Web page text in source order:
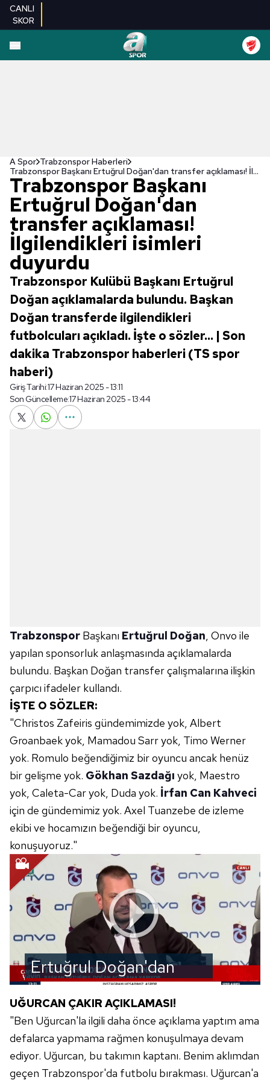
CANLI
SKOR
A Spor Trabzonspor Haberleri
Trabzonspor Başkanı Ertuğrul Doğan'dan transfer açıklaması! İlgilendikleri isimleri duyurdu
Trabzonspor Başkanı
Ertuğrul Doğan'dan
transfer açıklaması!
İlgilendikleri isimleri
duyurdu
Trabzonspor Kulübü Başkanı Ertuğrul
Doğan açıklamalarda bulundu. Başkan
Doğan transferde ilgilendikleri
futbolcuları açıkladı. İşte o sözler... | Son
dakika Trabzonspor haberleri (TS spor
haberi)
Giriş Tarihi:17 Haziran 2025 - 13:11
Son Güncelleme:17 Haziran 2025 - 13:44
Trabzonspor Başkanı Ertuğrul Doğan, Onvo ile
yapılan sponsorluk anlaşmasında açıklamalarda
bulundu. Başkan Doğan transfer çalışmalarına ilişkin
çarpıcı ifadeler kullandı.
İŞTE O SÖZLER:
"Christos Zafeiris gündemimizde yok, Albert
Groanbaek yok, Mamadou Sarr yok, Timo Werner
yok. Romulo beğendiğimiz bir oyuncu ancak henüz
bir gelişme yok. Gökhan Sazdağı yok, Maestro
yok, Caleta-Car yok, Duda yok. İrfan Can Kahveci
için de gündemimiz yok. Axel Tuanzebe de izleme
ekibi ve hocamızın beğendiği bir oyuncu,
konuşuyoruz."
Ertuğrul Doğan'dan
transfer açıklaması!
UĞURCAN ÇAKIR AÇIKLAMASI!
"Ben Uğurcan'la ilgili daha önce açıklama yaptım ama
defalarca yapmama rağmen konuşulmaya devam
ediyor. Uğurcan, bu takımın kaptanı. Benim aklımdan
geçen Trabzonspor'da futbolu bırakması. Uğurcan'a